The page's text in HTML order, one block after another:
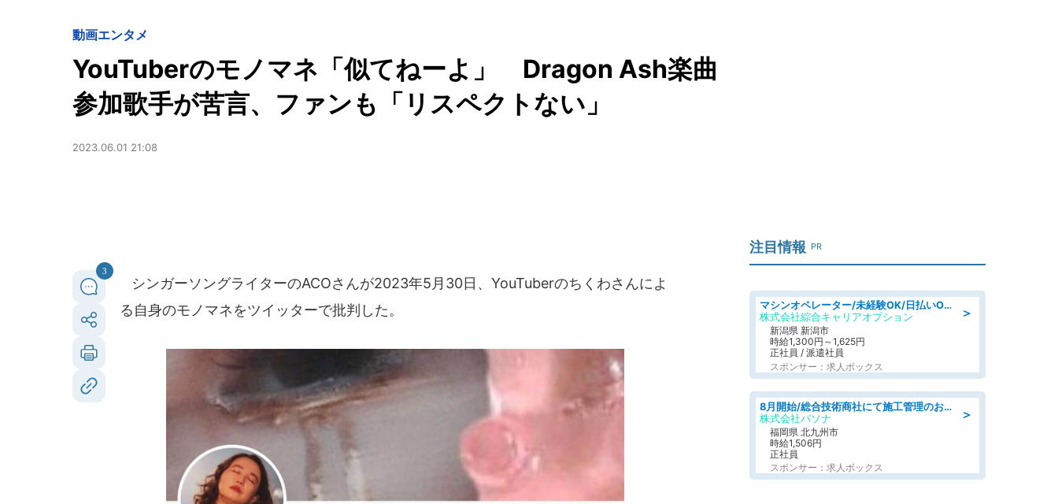
動画エンタメ
YouTuberのモノマネ「似てねーよ」 Dragon Ash楽曲
参加歌手が苦言、ファンも「リスペクトない」
2023.06.01 21:08
3
シンガーソングライターのACOさんが2023年5月30日、YouTuberのちくわさんによ
る自身のモノマネをツイッターで批判した。
注目情報 PR
＞
マシンオペレーター/未経験OK/日払いOK/寮完備/交替制/20・30・40代活躍中
株式会社綜合キャリアオプション
新潟県 新潟市
時給1,300円～1,625円
正社員 / 派遣社員
スポンサー：求人ボックス
＞
8月開始/総合技術商社にて施工管理のお仕事/即日勤務可/車通勤可/工事・土木施工管理/生産・品質管理
株式会社パソナ
福岡県 北九州市
時給1,506円
正社員
スポンサー：求人ボックス